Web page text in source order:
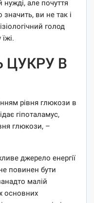
але почуття
ви не так і
голод
ЦУКРУ В
рівня глюкози в
гіпоталамус,
глюкози, –
джерело енергії
повинен бути
малій
основних